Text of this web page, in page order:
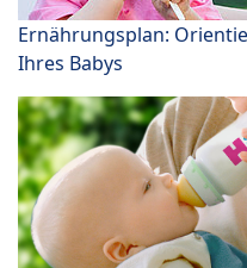
Ernährungsplan:
Ihres Babys